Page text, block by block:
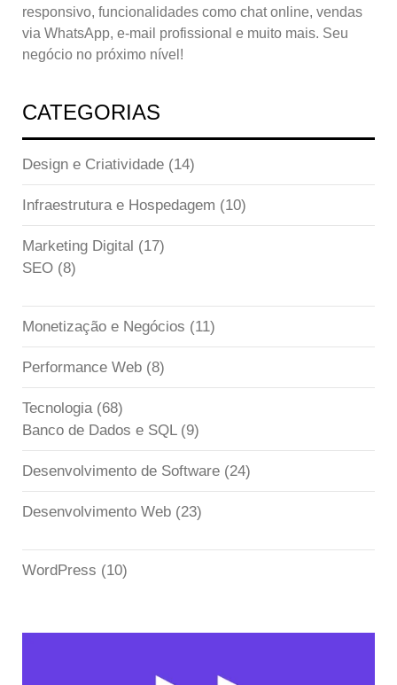
responsivo, funcionalidades como chat online, vendas
via WhatsApp, e-mail profissional e muito mais. Seu
negócio no próximo nível!
CATEGORIAS
Design e Criatividade (14)
Infraestrutura e Hospedagem (10)
Marketing Digital (17)
SEO (8)
Monetização e Negócios (11)
Performance Web (8)
Tecnologia(68)
Banco de Dados e SQL(9)
Desenvolvimento de Software (24)
Desenvolvimento Web (23)
WordPress (10)